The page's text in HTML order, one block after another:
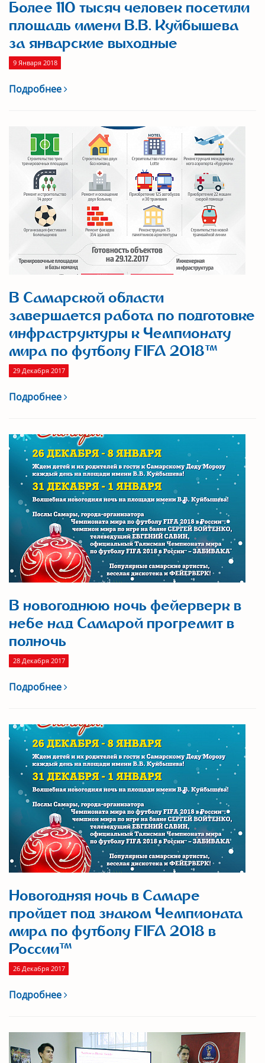
Более 110 тысяч человек посетили
площадь имени В.В. Куйбышева
за январские выходные
9 Января 2018
Подробнее
В Самарской области
завершается работа по подготовке
инфраструктуры к Чемпионату
мира по футболу FIFA 2018™
29 Декабря 2017
Подробнее
В новогоднюю ночь фейерверк в
небе над Самарой прогремит в
полночь
28 Декабря 2017
Подробнее
Новогодняя ночь в Самаре
пройдет под знаком Чемпионата
мира по футболу FIFA 2018 в
России™
26 Декабря 2017
Подробнее